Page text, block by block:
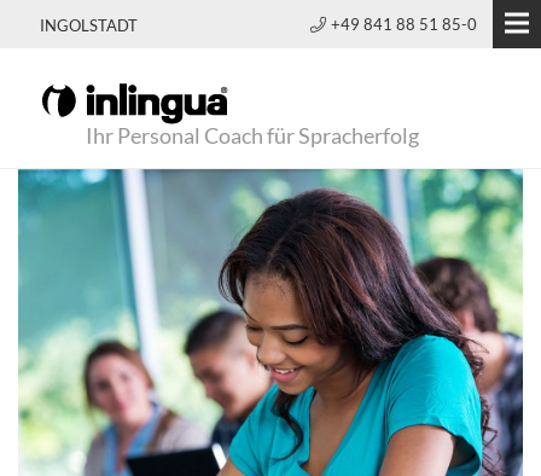
INGOLSTADT +49 841 88 51 85-0
Ihr Personal Coach für Spracherfolg